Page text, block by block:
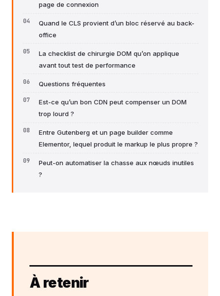
page de connexion
Quand le CLS provient d’un bloc réservé au back-
office
La checklist de chirurgie DOM qu’on applique
avant tout test de performance
Questions fréquentes
Est-ce qu’un bon CDN peut compenser un DOM
trop lourd ?
Entre Gutenberg et un page builder comme
Elementor, lequel produit le markup le plus propre ?
Peut-on automatiser la chasse aux nœuds inutiles
?
À retenir